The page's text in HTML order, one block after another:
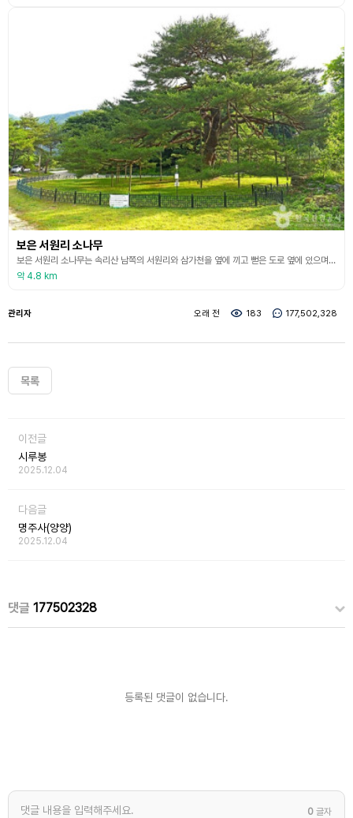
보은 서원리 소나무
보은 서원리 소나무는 속리산 남쪽의 서원리와 삼가천을 옆에 끼고 뻗은 도로 옆에 있으며, 나이는 약 600살 정도로 추정된다. 높이 15.2m, 뿌리 근처의 둘레 5.0m, 줄기는 84㎝ 높이에서 2개로 갈라졌으며, 전체적으로 우산모양을 하고 있다. 마을 사람들은 매년 이 소나무에게 마을의 평안을 비는 제사를 지내고 있다. 실제로 최근(2002, 2003)에는 정이품송의 꽃가루를 가루받이를 하여 후계목을 길러내는 사업을 시도하였다. 보은 서원리 소나무는
약 4.8 km
관리자 오래 전 183 177,502,328
목록
이전글
시루봉
2025.12.04
다음글
명주사(양양)
2025.12.04
댓글 177502328
등록된 댓글이 없습니다.
0 글자